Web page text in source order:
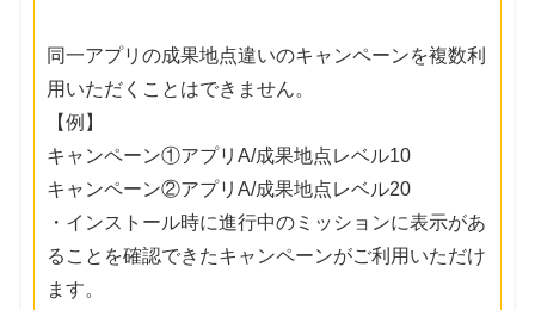
同一アプリの成果地点違いのキャンペーンを複数利
用いただくことはできません。
【例】
キャンペーン①アプリA/成果地点レベル10
キャンペーン②アプリA/成果地点レベル20
・インストール時に進行中のミッションに表示があ
ることを確認できたキャンペーンがご利用いただけ
ます。